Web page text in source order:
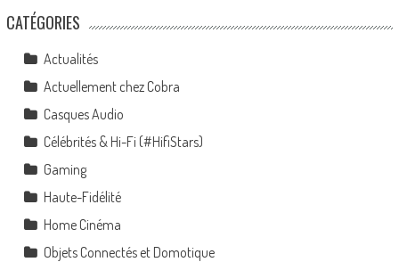
CATÉGORIES
Actualités
Actuellement chez Cobra
Casques Audio
Célébrités & Hi-Fi (#HifiStars)
Gaming
Haute-Fidélité
Home Cinéma
Objets Connectés et Domotique